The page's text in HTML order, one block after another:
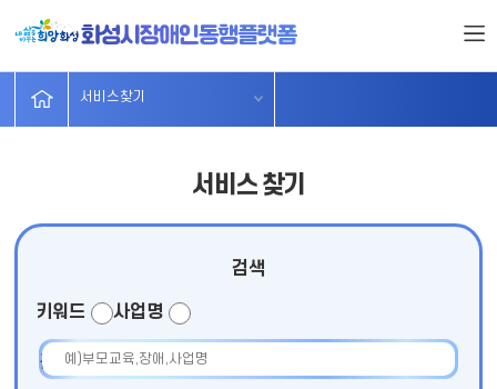
분야별주요
정보마당
소개
서비스찾기
서비스 찾기
검색
키워드 사업명
검색어 입력